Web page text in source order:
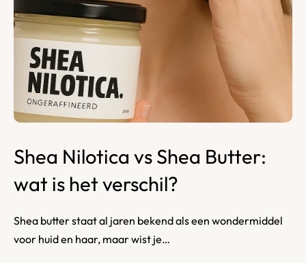
Shea Nilotica vs Shea Butter:
wat is het verschil?
Shea butter staat al jaren bekend als een wondermiddel
voor huid en haar, maar wist je…